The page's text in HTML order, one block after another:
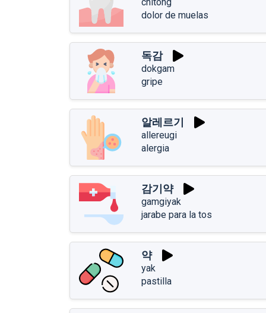
dolor de muelas
독감
dokgam
gripe
알레르기
allereugi
alergia
감기약
gamgiyak
jarabe para la tos
약
yak
pastilla